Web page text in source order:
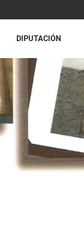
DIPUTACIÓN